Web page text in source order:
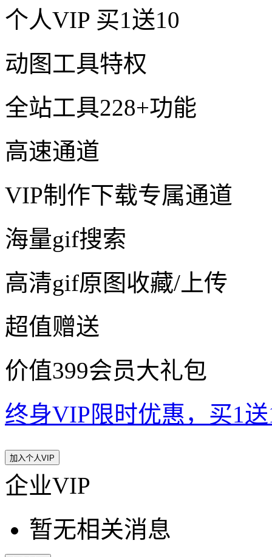
个人VIP 买1送10
动图工具特权
全站工具228+功能
高速通道
VIP制作下载专属通道
海量gif搜索
高清gif原图收藏/上传
超值赠送
价值399会员大礼包
终身VIP限时优惠，买1
加入个人VIP
企业VIP
暂无相关消息